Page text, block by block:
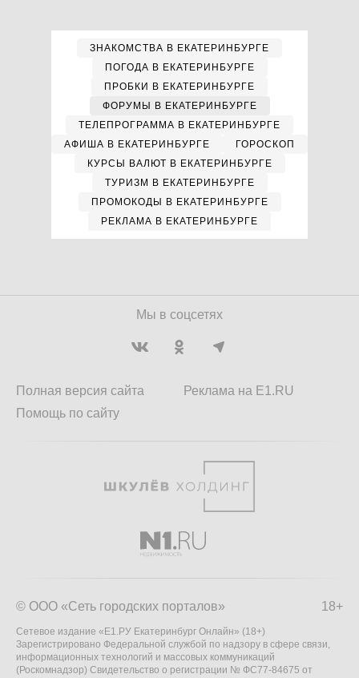
ЗНАКОМСТВА В ЕКАТЕРИНБУРГЕ
ПОГОДА В ЕКАТЕРИНБУРГЕ
ПРОБКИ В ЕКАТЕРИНБУРГЕ
ФОРУМЫ В ЕКАТЕРИНБУРГЕ
ТЕЛЕПРОГРАММА В ЕКАТЕРИНБУРГЕ
АФИША В ЕКАТЕРИНБУРГЕ
ГОРОСКОП
КУРСЫ ВАЛЮТ В ЕКАТЕРИНБУРГЕ
ТУРИЗМ В ЕКАТЕРИНБУРГЕ
ПРОМОКОДЫ В ЕКАТЕРИНБУРГЕ
РЕКЛАМА В ЕКАТЕРИНБУРГЕ
Мы в соцсетях
Полная версия сайта
Помощь по сайту
Реклама на E1.RU
18+
© ООО «Сеть городских порталов»
Сетевое издание «Е1.РУ Екатеринбург Онлайн» (18+)
Зарегистрировано Федеральной службой по надзору в сфере связи,
информационных технологий и массовых коммуникаций
(Роскомнадзор) Свидетельство о регистрации № ФС77-84675 от